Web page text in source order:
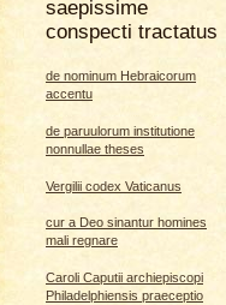
saepissime
conspecti tractatus
de nominum Hebraicorum
accentu
de paruulorum institutione
nonnullae theses
Vergilii codex Vaticanus
cur a Deo sinantur homines
mali regnare
Caroli Caputii archiepiscopi
Philadelphiensis praeceptio